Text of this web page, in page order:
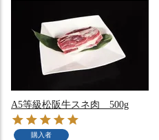
A5等級松阪牛スネ肉 500g
購入者